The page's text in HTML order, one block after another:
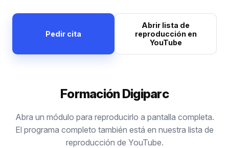
Pedir cita
Abrir lista de
reproducción en
YouTube
Formación Digiparc
Abra un módulo para reproducirlo a pantalla completa.
El programa completo también está en nuestra lista de
reproducción de YouTube.